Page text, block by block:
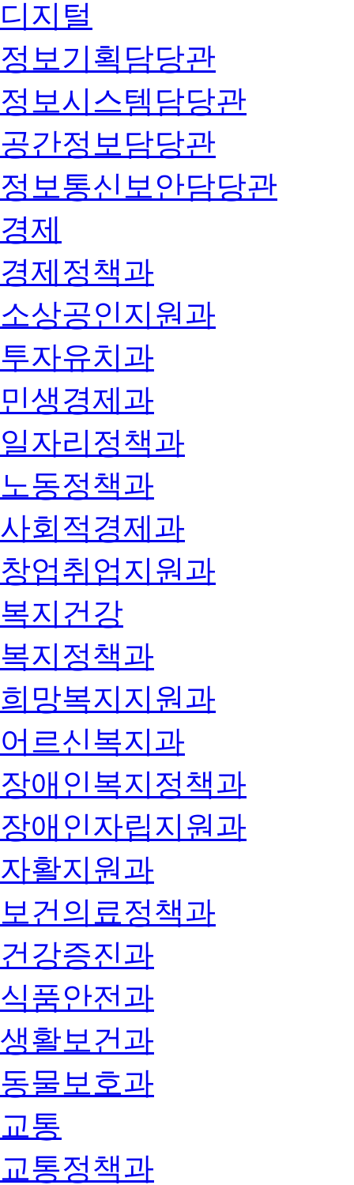
디지털
정보기획담당관
정보시스템담당관
공간정보담당관
정보통신보안담당관
경제
경제정책과
소상공인지원과
투자유치과
민생경제과
일자리정책과
노동정책과
사회적경제과
창업취업지원과
복지건강
복지정책과
희망복지지원과
어르신복지과
장애인복지정책과
장애인자립지원과
자활지원과
보건의료정책과
건강증진과
식품안전과
생활보건과
동물보호과
교통
교통정책과